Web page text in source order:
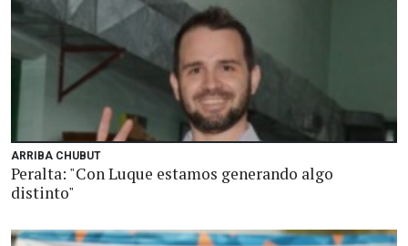
ARRIBA CHUBUT
Peralta: "Con Luque estamos generando algo
distinto"